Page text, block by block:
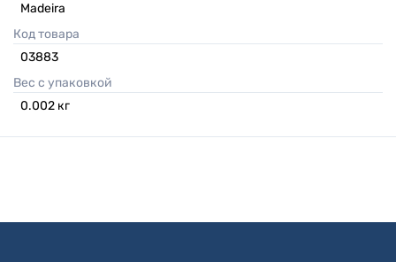
Madeira
Код товара
03883
Вес с упаковкой
0.002 кг